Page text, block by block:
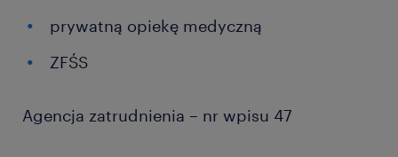
prywatną opiekę medyczną
ZFŚS
Agencja zatrudnienia – nr wpisu 47